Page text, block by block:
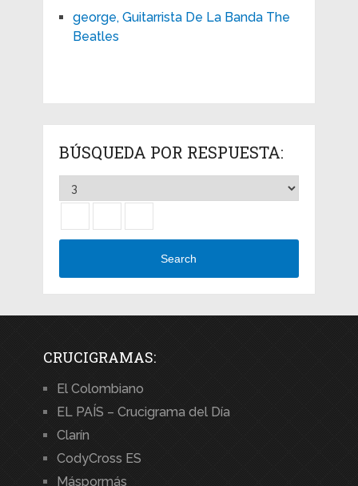
george, Guitarrista De La Banda The
Beatles
BÚSQUEDA POR RESPUESTA:
Search
CRUCIGRAMAS:
El Colombiano
EL PAÍS – Crucigrama del Día
Clarín
CodyCross ES
Máspormás